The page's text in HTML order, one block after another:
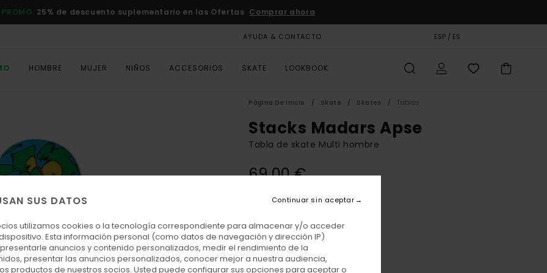
PROMO 25% de descuento suplementario en las Ofertas Comprar ahora
AYUDA & CONTACTO ESP / ES
HOMBRE MUJER NIÑOS ACCESORIOS SKATE LOOKBOOK
Página De Inicio Skate Skates Tablas
Stacks Madars Apse
Tabla de skate Multi hombre
69,00 €
ColorAssorted
SUS DATOS
utilizamos cookies o la tecnología correspondiente para almacenar y/o acceder
Esta información personal (como datos de navegación y dirección IP)
anuncios y contenido personalizados, medir el rendimiento de la
presentar las anuncios personalizados, conocer mejor a nuestra audiencia,
productos de nuestros socios. Usted puede configurar sus opciones para aceptar o
Continuar sin aceptar